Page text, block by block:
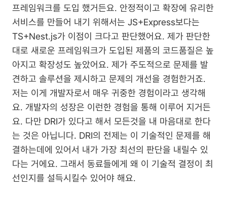
프레임워크를 도입 했거든요. 안정적이고 확장에 유리한
서비스를 만들어 내기 위해서는 JS+Express보다는
TS+Nest.js가 이점이 크다고 판단했어요. 제가 판단한
대로 새로운 프레임워크가 도입된 제품의 코드품질은 높
아지고 확장성도 높았어요. 제가 주도적으로 문제를 발
견하고 솔루션을 제시하고 문제의 개선을 경험한거죠.
저는 이게 개발자로서 매우 귀중한 경험이라고 생각해
요. 개발자의 성장은 이런한 경험을 통해 이루어 지거든
요. 다만 DRI가 있다고 해서 모든것을 내 마음대로 한다
는 것은 아닙니다. DRI의 전제는 이 기술적인 문제를 해
결하는데에 있어서 내가 가장 최선의 판단을 내릴수 있
다는 거에요. 그래서 동료들에게 왜 이 기술적 결정이 최
선인지를 설득시킬수 있어야 해요.